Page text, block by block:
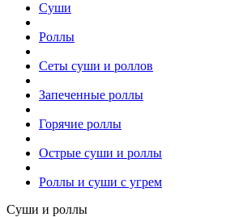
Суши
Роллы
Сеты суши и роллов
Запеченные роллы
Горячие роллы
Острые суши и роллы
Роллы и суши с угрем
Суши и роллы